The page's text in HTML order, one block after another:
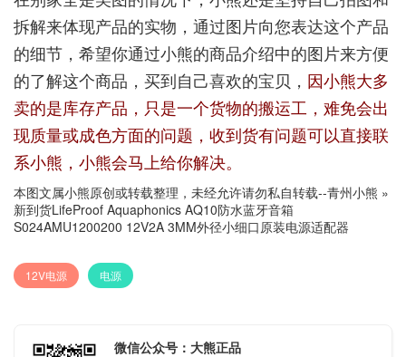
拆解来体现产品的实物，通过图片向您表达这个产品
的细节，希望你通过小熊的商品介绍中的图片来方便
的了解这个商品，买到自己喜欢的宝贝， 因小熊大多
卖的是库存产品，只是一个货物的搬运工，难免会出
现质量或成色方面的问题，收到货有问题可以直接联
系小熊，小熊会马上给你解决。
本图文属小熊原创或转载整理，未经允许请勿私自转载--青州小熊 »
新到货LifeProof Aquaphonics AQ10防水蓝牙音箱
S024AMU1200200 12V2A 3MM外径小细口原装电源适配器
12V电源 电源
微信公众号：大熊正品